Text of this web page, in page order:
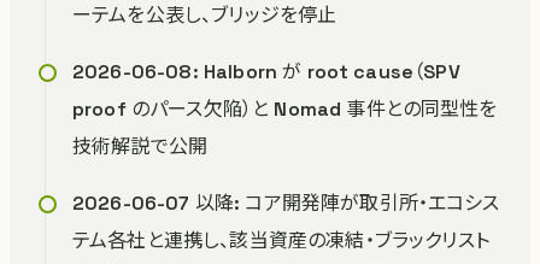
ーテムを公表し、ブリッジを停止
2026-06-08: Halborn が root cause（SPV
proof のパース欠陥）と Nomad 事件との同型性を
技術解説で公開
2026-06-07 以降: コア開発陣が取引所・エコシス
テム各社と連携し、該当資産の凍結・ブラックリスト